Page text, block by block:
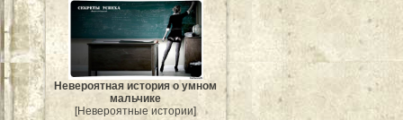
Невероятная история о умном
мальчике
[Невероятные истории]